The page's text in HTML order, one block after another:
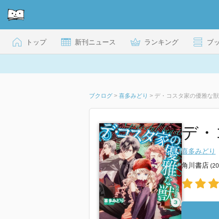
トップ 新刊ニュース ランキング ブ
ブクログ > 喜多みどり > デ・コスタ家の優雅な
デ・
喜多みどり
角川書店